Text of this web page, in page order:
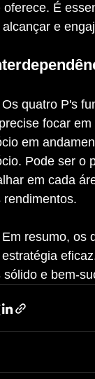
oferece. É
alcançar e
focar
em
Pode ser o
em cada
rendimentos.
sólido e bem-